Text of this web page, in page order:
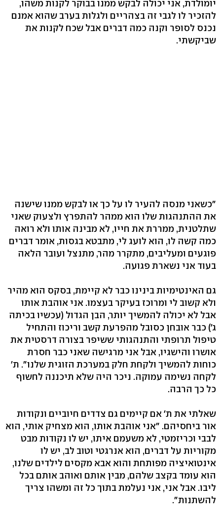
יומולדת, אני יכולה לבקש ממנו בבוקר לקנות משהו,
להזכיר לו לגבי זה בצהריים ולגלות בערב שהוא אמנם
נכנס לסופר וקנה כמה דברים אבל שכח לקנות את
שביקשתי.
"כשאני מנסה להעיר לו על כך או לבקש ממנו שישנה
את ההתנהגות שלו הוא ממהר להתפרץ ולצעוק שאני
שתלטנית, ממררת את חייו, לא מבינה אותו ולא רואה
כמה קשה לו, הוא לועג לי, מתבטא בגסות, אומר דברים
פוגעים ומעליבים, מתקרר מהר, מתנצל ועובר הלאה
בעוד אני נשארת פגועה.
גם האינטימיות בינינו כבר לא קיימת, בסקס הוא מהיר
ולא קשוב לי ומרוכז בעיקר בעצמו. אני אוהבת אותו
אבל לא יכולה להמשיך יותר, הבן הגדול (עכשיו בכיתה
ג') כבר אובחן כסובל מהפרעת קשב וריכוז והתחיל
טיפול תרופתי והתנהגותי ששיפר בצורה דרסטית את
אושרו והישגיו, אבל אני מרגישה שאני כבר חסרת
כוחות להמשיך ולקחת חלק במערכת הזוגית שלנו״. ת׳
לקחה נשימה עמוקה. ניכר היה שלא תיכננה לחשוף
כל כך הרבה.
שאלתי את ת׳ אם קיימים גם צדדים חיוביים ונקודות
אור ביחסיהם. ״אני אוהבת אותו, הוא מצחיק אותי, הוא
לבבי וכריזמטי, לא משעמם איתו, יש לו נקודות מבט
מקוריות על דברים, הוא אנרגטי וטוב לב, יש לו
אינטואיציה מפותחת והוא אבא מקסים לילדים שלנו,
הוא עומד בקצב שלהם, מבין אותם ואוהב אותם בכל
ליבו. אבל אני, אני נעלמת בתוך כל זה ומשהו צריך
להשתנות״.